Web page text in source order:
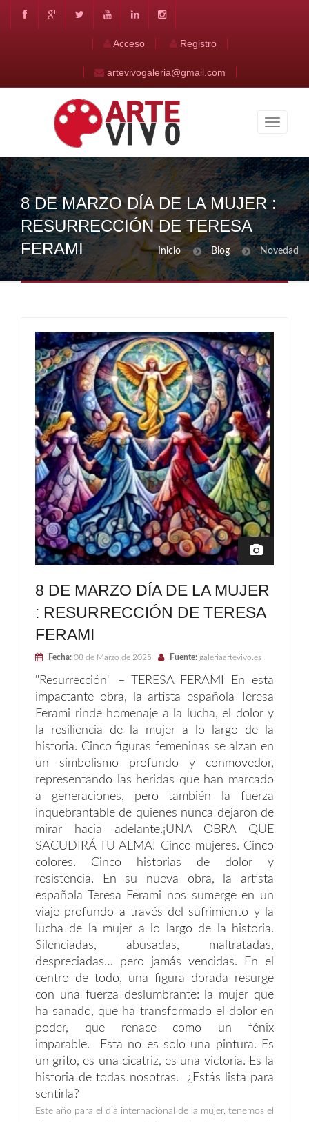
Acceso Registro
artevivogaleria@gmail.com
8 DE MARZO DÍA DE LA MUJER :
RESURRECCIÓN DE TERESA
FERAMI
Inicio Blog Novedad
8 DE MARZO DÍA DE LA MUJER
: RESURRECCIÓN DE TERESA
FERAMI
Fecha: 08 de Marzo de 2025 Fuente: galeriaartevivo.es
"Resurrección" – TERESA FERAMI En esta
impactante obra, la artista española Teresa
Ferami rinde homenaje a la lucha, el dolor y
la resiliencia de la mujer a lo largo de la
historia. Cinco figuras femeninas se alzan en
un simbolismo profundo y conmovedor,
representando las heridas que han marcado
a generaciones, pero también la fuerza
inquebrantable de quienes nunca dejaron de
mirar hacia adelante.¡UNA OBRA QUE
SACUDIRÁ TU ALMA! Cinco mujeres. Cinco
colores. Cinco historias de dolor y
resistencia. En su nueva obra, la artista
española Teresa Ferami nos sumerge en un
viaje profundo a través del sufrimiento y la
lucha de la mujer a lo largo de la historia.
Silenciadas, abusadas, maltratadas,
despreciadas… pero jamás vencidas. En el
centro de todo, una figura dorada resurge
con una fuerza deslumbrante: la mujer que
ha sanado, que ha transformado el dolor en
poder, que renace como un fénix
imparable. Esta no es solo una pintura. Es
un grito, es una cicatriz, es una victoria. Es la
historia de todas nosotras. ¿Estás lista para
sentirla?
Este año para el dia internacional de la mujer, tenemos el